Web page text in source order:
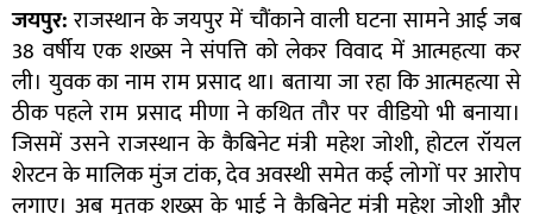
जयपुर:राजस्थान के जयपुर में चौंकाने वाली घटना सामने आई जब
38 वर्षीय एक शख्स ने संपत्ति को लेकर विवाद में आत्महत्या कर
ली। युवक का नाम राम प्रसाद था। बताया जा रहा कि आत्महत्या से
ठीक पहले राम प्रसाद मीणा ने कथित तौर पर वीडियो भी बनाया।
जिसमें उसने राजस्थान के कैबिनेट मंत्री महेश जोशी, होटल रॉयल
शेरटन के मालिक मुंज टांक, देव अवस्थी समेत कई लोगों पर आरोप
लगाए। अब मृतक शख्स के भाई ने कैबिनेट मंत्री महेश जोशी और